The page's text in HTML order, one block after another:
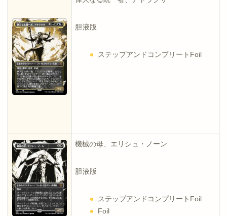
胆液版
ステップアンドコンプリートFoil
機械の母、エリシュ・ノーン
胆液版
ステップアンドコンプリートFoil
Foil